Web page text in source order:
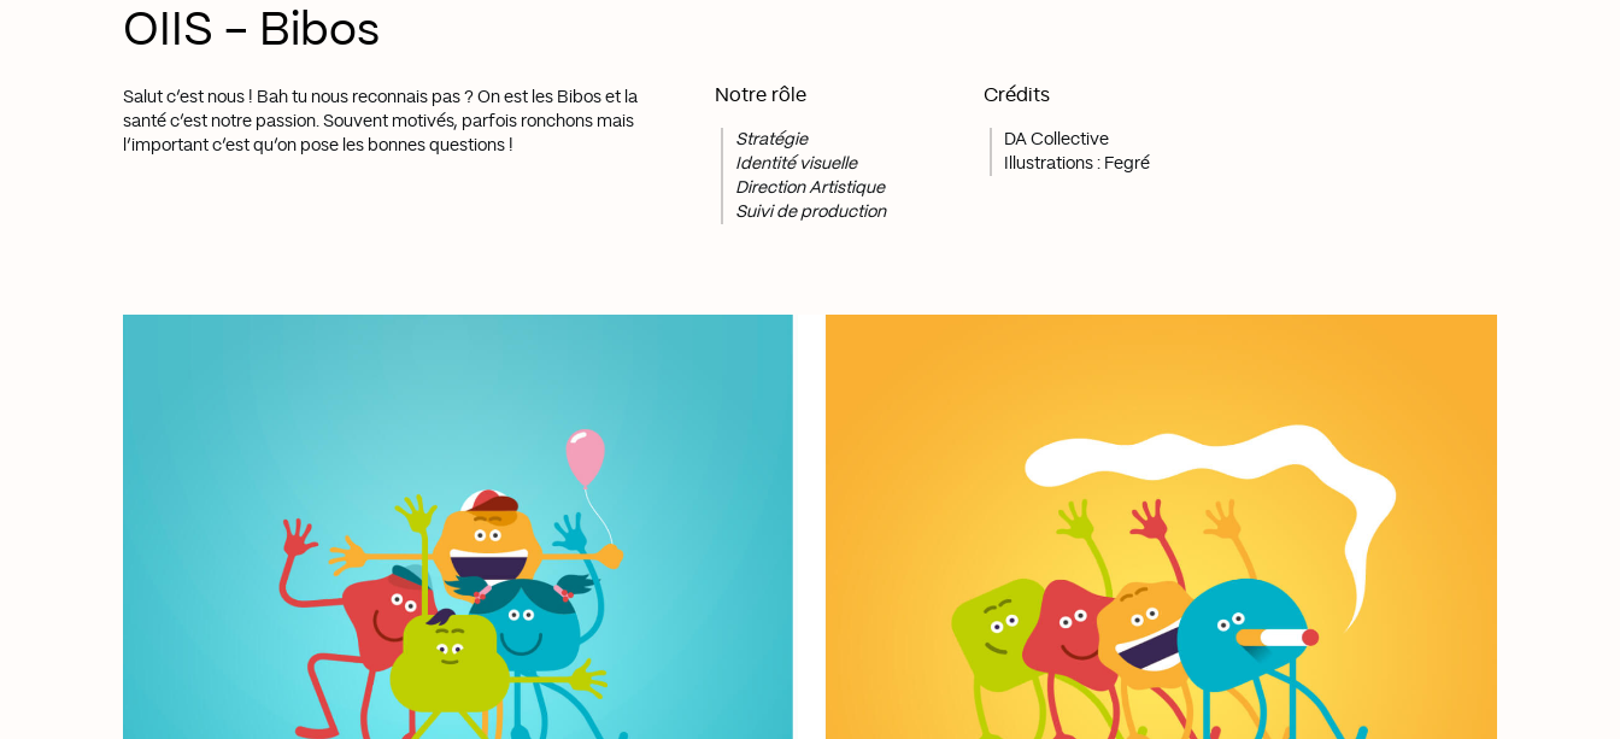
OIIS - Bibos
Salut c’est nous ! Bah tu nous reconnais pas ? On est les Bibos et la
santé c’est notre passion. Souvent motivés, parfois ronchons mais
l’important c’est qu’on pose les bonnes questions !
Notre rôle
Stratégie
Identité visuelle
Direction Artistique
Suivi de production
Crédits
DA Collective
Illustrations : Fegré